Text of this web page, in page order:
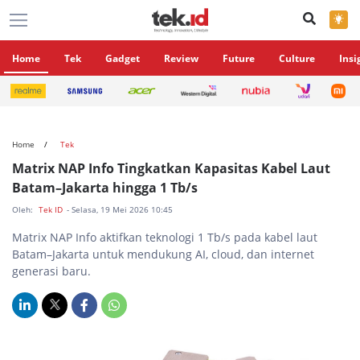
×
Home Tek Gadget Review Future Culture
Home Tek
Matrix NAP Info Tingkatkan Kapasitas Kabel Laut
Batam–Jakarta hingga 1 Tb/s
Oleh: Tek ID - Selasa, 19 Mei 2026 10:45
Matrix NAP Info aktifkan teknologi 1 Tb/s pada kabel laut
Batam–Jakarta untuk mendukung AI, cloud, dan internet
generasi baru.